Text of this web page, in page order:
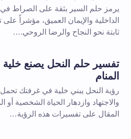
يرمز حلم السير بثقة على الصراط في
الداخلية والإيمان العميق، مؤشراً
ثابتة نحو النجاح والرضا الروحي.…
تفسير حلم النحل يصنع
المنام
رؤية النحل يبني خلية في غرفتك
والاجتهاد وازدهار الحياة الشخصية أو
المقال على تفسيرات هذه الرؤية…